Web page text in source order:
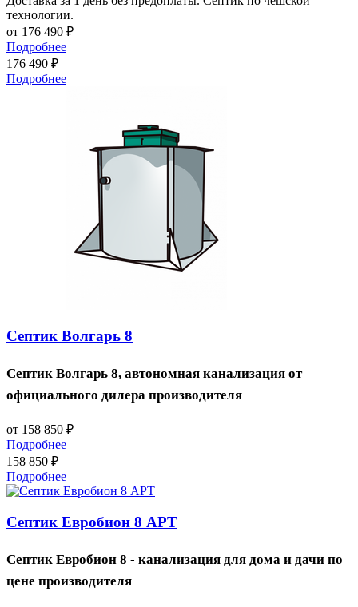
технологии.
от 176 490 ₽
Подробнее
176 490 ₽
Подробнее
Септик Волгарь 8
Септик Волгарь 8, автономная канализация от
официального дилера производителя
от 158 850 ₽
Подробнее
158 850 ₽
Подробнее
Септик Евробион 8 АРТ
Септик Евробион 8 - канализация для дома и дачи по
цене производителя